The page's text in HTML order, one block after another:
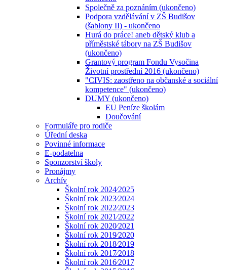
Společně za poznáním (ukončeno)
Podpora vzdělávání v ZŠ Budišov
(šablony II) - ukončeno
Hurá do práce! aneb dětský klub a
příměstské tábory na ZŠ Budišov
(ukončeno)
Grantový program Fondu Vysočina
Životní prostřední 2016 (ukončeno)
"CIVIS: zaostřeno na občanské a sociální
kompetence" (ukončeno)
DUMY (ukončeno)
EU Peníze školám
Doučování
Formuláře pro rodiče
Úřední deska
Povinné informace
E-podatelna
Sponzorství školy
Pronájmy
Archív
Školní rok 2024⁄2025
Školní rok 2023⁄2024
Školní rok 2022⁄2023
Školní rok 2021⁄2022
Školní rok 2020⁄2021
Školní rok 2019⁄2020
Školní rok 2018⁄2019
Školní rok 2017⁄2018
Školní rok 2016⁄2017